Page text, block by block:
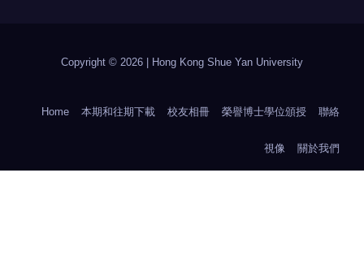
Copyright © 2026 | Hong Kong Shue Yan University
Home 本期和往期下載 校友相冊 榮譽博士學位頒授 聯絡
視像 關於我們